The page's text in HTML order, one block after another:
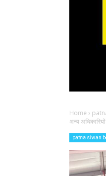
Home ›
अन्य
patna siwan